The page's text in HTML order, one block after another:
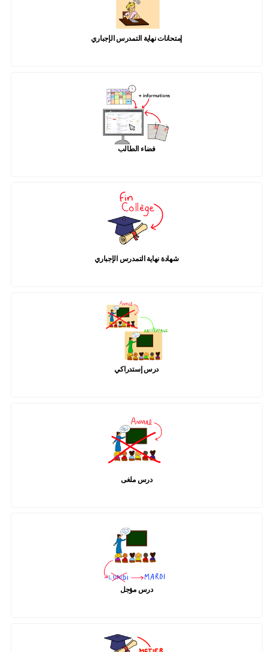
إمتحانات نهاية التمدرس الإجباري
فضاء الطالب
شهادة نهاية التمدرس الإجباري
درس إستدراكي
درس ملغى
درس مؤجل